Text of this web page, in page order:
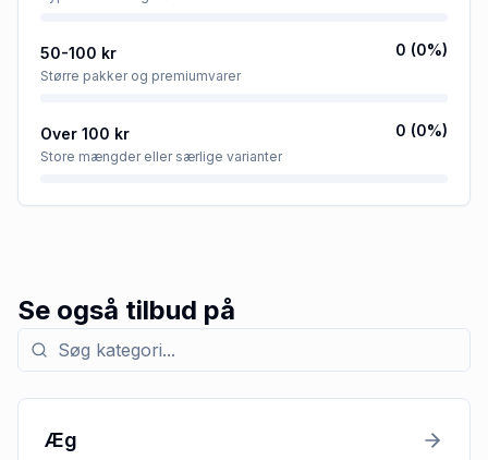
50-100 kr
Større pakker og premiumvarer
0 (0%)
Over 100 kr
Store mængder eller særlige varianter
0 (0%)
Se også tilbud på
Søg efter kategori med tilbud
Æg